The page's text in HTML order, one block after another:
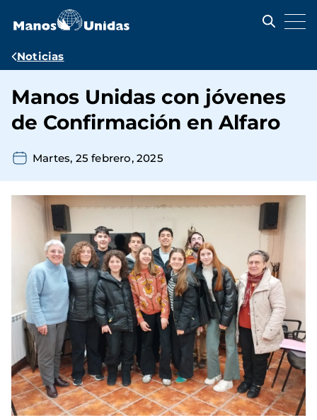
contenido
Ruta
navegación
Noticias
Manos Unidas con jóvenes
de Confirmación en Alfaro
Martes, 25 febrero, 2025